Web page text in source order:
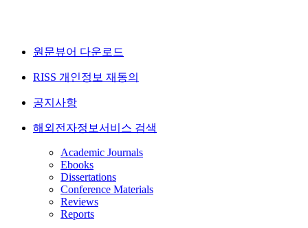
원문뷰어 다운로드
RISS 개인정보 재동의
공지사항
해외전자정보서비스 검색
Academic Journals
Ebooks
Dissertations
Conference Materials
Reviews
Reports